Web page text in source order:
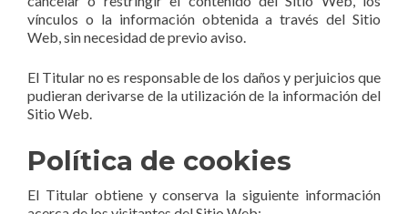
vínculos o la información obtenida a través del Sitio
Web, sin necesidad de previo aviso.
El Titular no es responsable de los daños y perjuicios que
pudieran derivarse de la utilización de la información del
Sitio Web.
Política de cookies
El Titular obtiene y conserva la siguiente información